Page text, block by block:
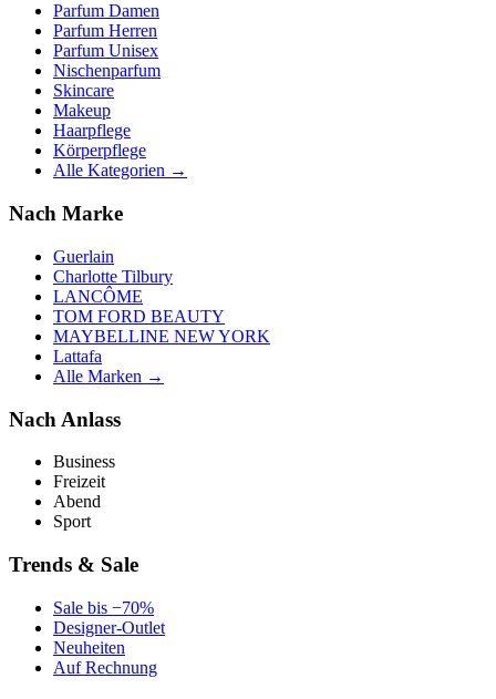
Parfum Damen
Parfum Herren
Parfum Unisex
Nischenparfum
Skincare
Makeup
Haarpflege
Körperpflege
Alle Kategorien →
Nach Marke
Guerlain
Charlotte Tilbury
LANCÔME
TOM FORD BEAUTY
MAYBELLINE NEW YORK
Lattafa
Alle Marken →
Nach Anlass
Business
Freizeit
Abend
Sport
Trends & Sale
Sale bis −70%
Designer-Outlet
Neuheiten
Auf Rechnung